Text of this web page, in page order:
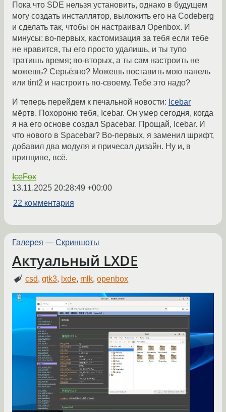
Пока что SDE нельзя установить, однако в будущем
могу создать инсталлятор, выложить его на Codeberg
и сделать так, чтобы он настраивал Openbox. И
минусы: во-первых, кастомизация за тебя если тебе
не нравится, ты его просто удалишь, и ты тупо
тратишь время; во-вторых, а ты сам настроить не
можешь? Серьёзно? Можешь поставить мою панель
или tint2 и настроить по-своему. Тебе это надо?
И теперь перейдем к печальной новости: Icebar
мёртв. Похороню тебя, Icebar. Он умер сегодня, когда
я на его основе создал Spacebar. Прощай, Icebar. И
что нового в Spacebar? Во-первых, я заменил шрифт,
добавил два модуля и причесал дизайн. Ну и, в
принципе, всё.
IceFox
13.11.2025 20:28:49 +00:00
22 комментария
Галерея — Скриншоты
Актуальный LXDE
csd,gtk3, lxde, mlk,openbox